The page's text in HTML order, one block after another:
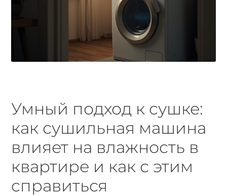
Умный подход к сушке:
как сушильная машина
влияет на влажность в
квартире и как с этим
справиться